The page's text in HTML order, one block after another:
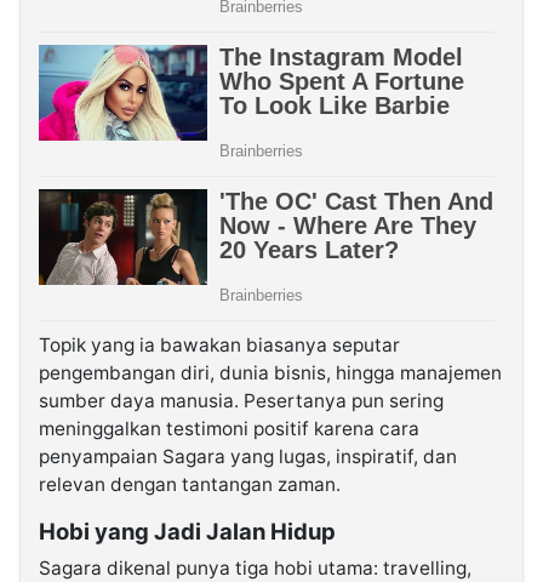
Topik yang ia bawakan biasanya seputar
pengembangan diri, dunia bisnis, hingga manajemen
sumber daya manusia. Pesertanya pun sering
meninggalkan testimoni positif karena cara
penyampaian Sagara yang lugas, inspiratif, dan
relevan dengan tantangan zaman.
Hobi yang Jadi Jalan Hidup
Sagara dikenal punya tiga hobi utama: travelling,